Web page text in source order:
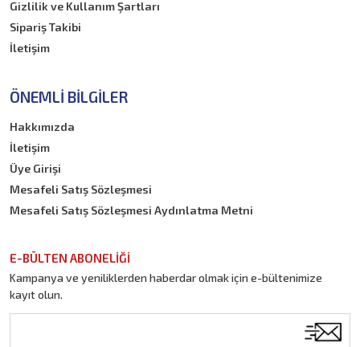
Gizlilik ve Kullanım Şartları
Sipariş Takibi
İletişim
ÖNEMLI BILGILER
Hakkımızda
İletişim
Üye Girişi
Mesafeli Satış Sözleşmesi
Mesafeli Satış Sözleşmesi Aydınlatma Metni
E-BÜLTEN ABONELİĞİ
Kampanya ve yeniliklerden haberdar olmak için e-bültenimize
kayıt olun.